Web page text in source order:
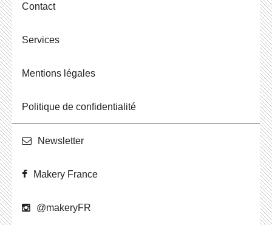
Contact
Ser­vices
Men­tions légales
Po­li­tique de confidentialité
News­let­ter
Makery France
@ma­ke­ryFR